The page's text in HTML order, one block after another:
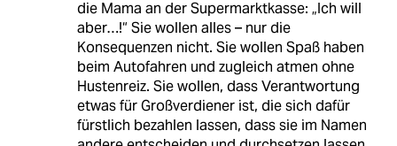
die Mama an der Supermarktkasse: „Ich will
aber…!“ Sie wollen alles – nur die
Konsequenzen nicht. Sie wollen Spaß haben
beim Autofahren und zugleich atmen ohne
Hustenreiz. Sie wollen, dass Verantwortung
etwas für Großverdiener ist, die sich dafür
fürstlich bezahlen lassen, dass sie im Namen